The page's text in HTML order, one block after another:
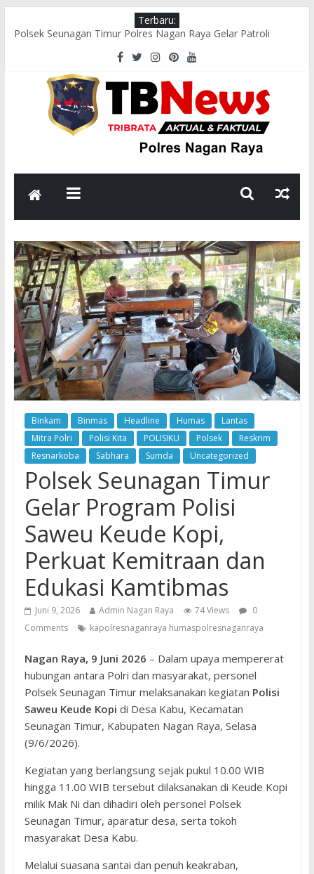
Terbaru:
Polsek Seunagan Timur Polres Nagan Raya Gelar Patroli
Dialogis, Perkuat Sinergi dengan Masyarakat Jaga Kamtibmas
Wakapolres Nagan Raya Hadiri Pelepasan Kontingen Pramuka
Menuju Cibubur di Pendopo Bupati
Polsek Kuala Pesisir Imbau Nelayan Utamakan Keselamatan di
Tengah Cuaca Ekstrem
Polres Nagan Raya Gelar Olahraga Bersama dan Beladiri Polri
untuk Tingkatkan Kebugaran Personel
Wakapolres Nagan Raya Himbau Seluruh Personel Tingkatkan
Disiplin dan Profesionalisme
Binkam Binmas Headline Humas
Lantas
Mitra Polri
Polisi Kita POLISIKU Polsek
Reskrim
Resnarkoba
Sabhara Sumda Uncategorized
Polsek Seunagan Timur
Gelar Program Polisi
Saweu Keude Kopi,
Perkuat Kemitraan dan
Edukasi Kamtibmas
Juni 9, 2026 Admin Nagan Raya 74 Views
0
Comments
kapolresnaganraya humaspolresnaganraya
Nagan Raya, 9 Juni 2026 – Dalam upaya mempererat
hubungan antara Polri dan masyarakat, personel
Polsek Seunagan Timur melaksanakan kegiatan Polisi
Saweu Keude Kopi di Desa Kabu, Kecamatan
Seunagan Timur, Kabupaten Nagan Raya, Selasa
(9/6/2026).
Kegiatan yang berlangsung sejak pukul 10.00 WIB
hingga 11.00 WIB tersebut dilaksanakan di Keude Kopi
milik Mak Ni dan dihadiri oleh personel Polsek
Seunagan Timur, aparatur desa, serta tokoh
masyarakat Desa Kabu.
Melalui suasana santai dan penuh keakraban,